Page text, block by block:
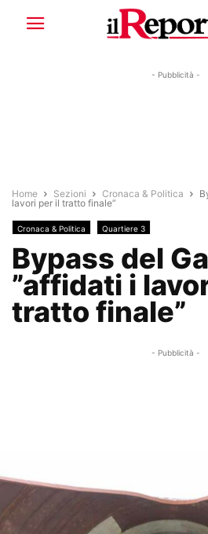
- Pubblicità -
Home Sezioni Cronaca & Politica
lavori per il tratto finale”
Cronaca & Politica Quartiere 3
Bypass del
”affidati i
tratto finale”
- Pubblicità -